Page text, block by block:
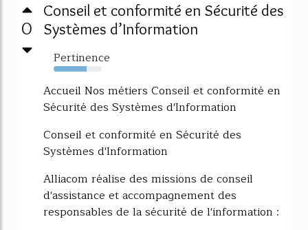
0
Conseil et conformité en Sécurité des
Systèmes d’Information
Pertinence
69%
Accueil Nos métiers Conseil et conformité en
Sécurité des Systèmes d'Information
Conseil et conformité en Sécurité des
Systèmes d'Information
Alliacom réalise des missions de conseil
d'assistance et accompagnement des
responsables de la sécurité de l'information :